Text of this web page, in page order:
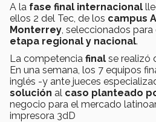
A la fase final internacional
ellos 2 del Tec, de los campus
Monterrey , seleccionados
etapa regional y nacional.
La competencia final se realizó
En una semana, los 7 equipos
inglés -y ante jueces
solución al caso planteado
negocio para el mercado
impresora 3dD